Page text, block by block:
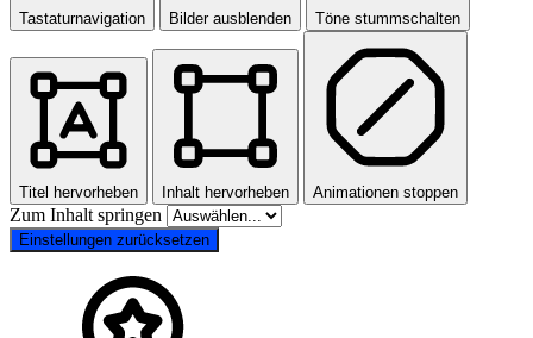
Tastaturnavigation Bilder ausblenden Töne stummschalten
Titel hervorheben Inhalt hervorheben Animationen stoppen
Zum Inhalt springen
Einstellungen zurücksetzen